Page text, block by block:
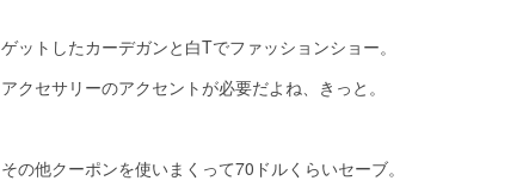
ゲットしたカーデガンと白Tでファッションショー。
アクセサリーのアクセントが必要だよね、きっと。
その他クーポンを使いまくって70ドルくらいセーブ。